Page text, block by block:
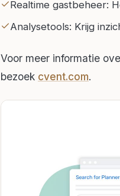
Realtime gastbeheer:
Analysetools: Krijg
Voor meer informatie
bezoek cvent.com.